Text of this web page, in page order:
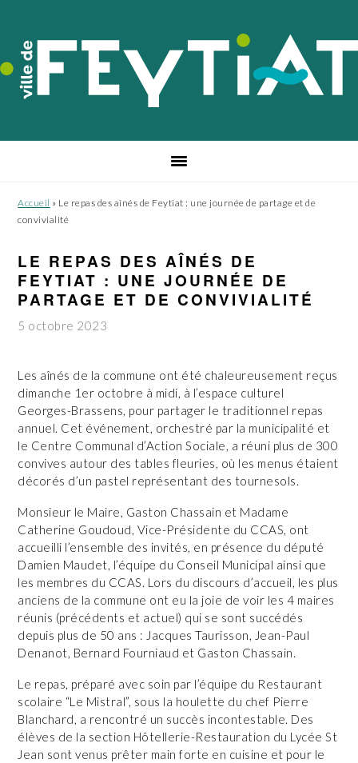
navigation
principale
contenu
principal
pied
de
page
Accueil » Le repas des aînés de Feytiat : une journée de partage et de
convivialité
LE REPAS DES AÎNÉS DE
FEYTIAT : UNE JOURNÉE DE
PARTAGE ET DE CONVIVIALITÉ
5 octobre 2023
Les aînés de la commune ont été chaleureusement reçus
dimanche 1er octobre à midi, à l’espace culturel
Georges-Brassens, pour partager le traditionnel repas
annuel. Cet événement, orchestré par la municipalité et
le Centre Communal d’Action Sociale, a réuni plus de 300
convives autour des tables fleuries, où les menus étaient
décorés d’un pastel représentant des tournesols.
Monsieur le Maire, Gaston Chassain et Madame
Catherine Goudoud, Vice-Présidente du CCAS, ont
accueilli l’ensemble des invités, en présence du député
Damien Maudet, l’équipe du Conseil Municipal ainsi que
les membres du CCAS. Lors du discours d’accueil, les plus
anciens de la commune ont eu la joie de voir les 4 maires
réunis (précédents et actuel) qui se sont succédés
depuis plus de 50 ans : Jacques Taurisson, Jean-Paul
Denanot, Bernard Fourniaud et Gaston Chassain.
Le repas, préparé avec soin par l’équipe du Restaurant
scolaire “Le Mistral”, sous la houlette du chef Pierre
Blanchard, a rencontré un succès incontestable. Des
élèves de la section Hôtellerie-Restauration du Lycée St
Jean sont venus prêter main forte en cuisine et pour le